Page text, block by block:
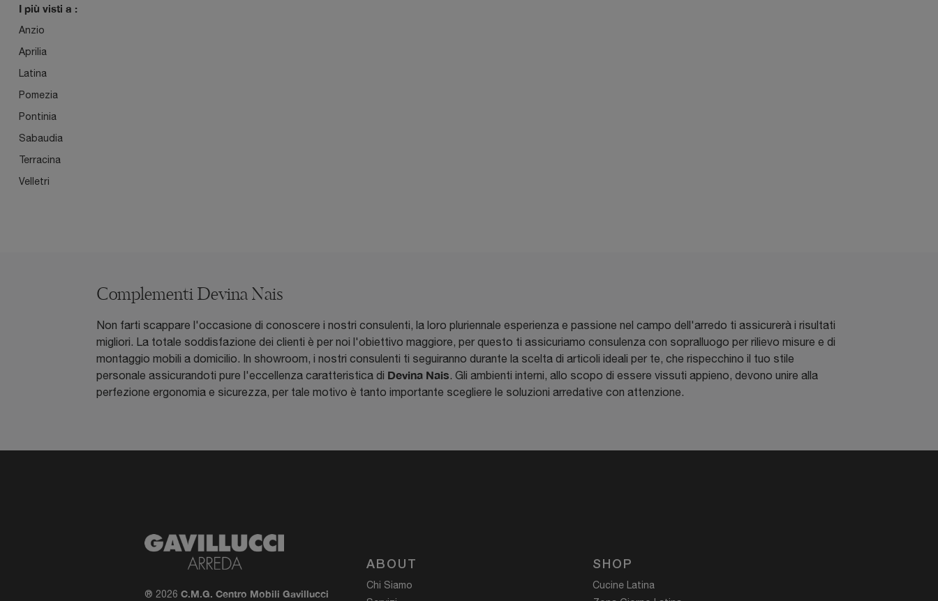
I più visti a :
Anzio
Aprilia
Latina
Pomezia
Pontinia
Sabaudia
Terracina
Velletri
Complementi Devina Nais
Non farti scappare l'occasione di conoscere i nostri consulenti, la loro pluriennale esperienza e passione nel campo dell'arredo ti assicurerà i risultati
migliori. La totale soddisfazione dei clienti è per noi l'obiettivo maggiore, per questo ti assicuriamo consulenza con sopralluogo per rilievo misure e di
montaggio mobili a domicilio. In showroom, i nostri consulenti ti seguiranno durante la scelta di articoli ideali per te, che rispecchino il tuo stile
personale assicurandoti pure l'eccellenza caratteristica di Devina Nais. Gli ambienti interni, allo scopo di essere vissuti appieno, devono unire alla
perfezione ergonomia e sicurezza, per tale motivo è tanto importante scegliere le soluzioni arredative con attenzione.
® 2026 C.M.G. Centro Mobili Gavillucci
ABOUT
Chi Siamo
SHOP
Cucine Latina